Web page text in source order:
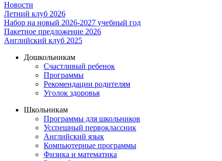
Новости
Летний клуб 2026
Набор на новый 2026-2027 учебный год
Пакетное предложение 2026
Английский клуб 2025
Дошкольникам
Счастливый ребенок
Программы
Рекомендации родителям
Уголок здоровья
Школьникам
Программы для школьников
Усспешный первоклассник
Английский язык
Компьютерные программы
Физика и математика